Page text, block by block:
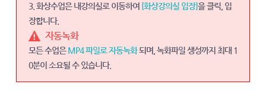
3. 화상수업은 내강의실로 이동하여 [화상강의실 입장]을 클릭, 입
장합니다.
자동녹화
모든 수업은MP4 파일로 자동녹화되며, 녹화파일 생성까지 최대 1
0분이 소요될 수 있습니다.